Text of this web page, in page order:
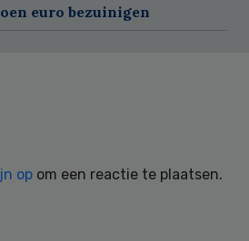
euro bezuinigen
op om een reactie te plaatsen.